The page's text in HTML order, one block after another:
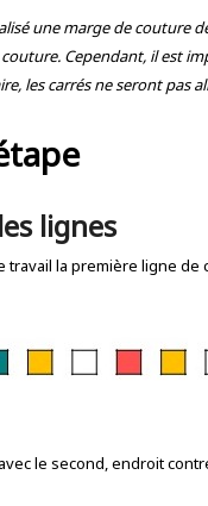
une marge de couture
Cependant, il est
les carrés ne seront pas
lignes
travail la première ligne de
le second, endroit